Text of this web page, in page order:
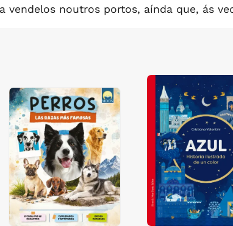
vendelos noutros portos, aínda que, ás